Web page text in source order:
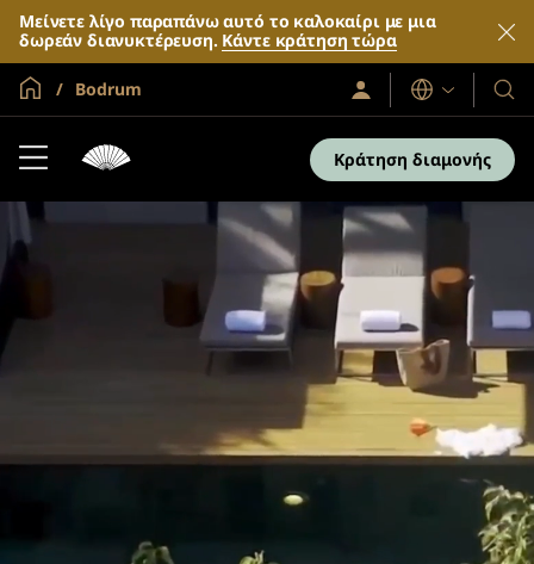
Μείνετε λίγο παραπάνω αυτό το καλοκαίρι με μια
δωρεάν διανυκτέρευση. Κάντε κράτηση τώρα
Global Home
Bodrum
Σύνδεση
/
Γλώσσες
Τα
και
τα
Κράτηση διαμονής